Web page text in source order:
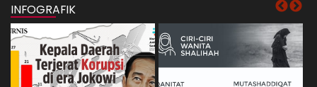
INFOGRAFIK